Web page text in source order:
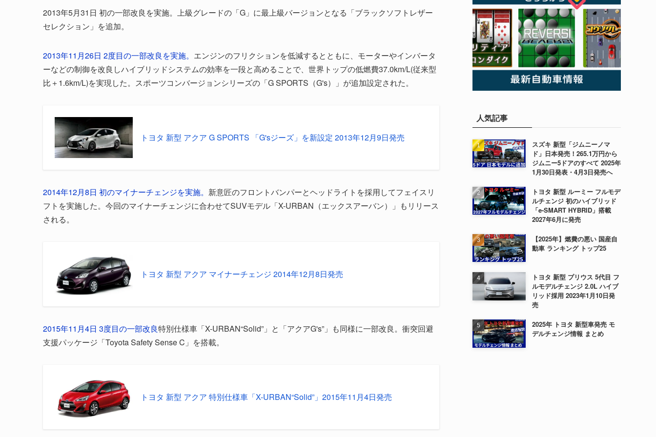
2013年5月31日 初の一部改良を実施。上級グレードの「G」に最上級バージョンとなる「ブラックソフトレザー
セレクション」を追加。
2013年11月26日 2度目の一部改良を実施。 エンジンのフリクションを低減するとともに、モーターやインバータ
ーなどの制御を改良しハイブリッドシステムの効率を一段と高めることで、世界トップの低燃費37.0km/L(従来型
比＋1.6km/L)を実現した。スポーツコンバージョンシリーズの「G SPORTS（G's）」が追加設定された。
トヨタ 新型 アクア G SPORTS 「G'sジーズ」を新設定 2013年12月9日発売
2014年12月8日 初のマイナーチェンジを実施。 新意匠のフロントバンパーとヘッドライトを採用してフェイスリ
フトを実施した。今回のマイナーチェンジに合わせてSUVモデル「X-URBAN（エックスアーバン）」もリリース
される。
トヨタ 新型 アクア マイナーチェンジ 2014年12月8日発売
2015年11月4日 3度目の一部改良特別仕様車「X-URBAN“Solid”」と「アクアG's”」も同様に一部改良。衝突回避
支援パッケージ「Toyota Safety Sense C」を搭載。
トヨタ 新型 アクア 特別仕様車「X-URBAN“Solid”」2015年11月4日発売
人気記事
スズキ 新型「ジムニーノマ
ド」日本発売！265.1万円から
ジムニー5ドアのすべて 2025年
1月30日発表・4月3日発売へ
トヨタ 新型 ルーミー フルモデ
ルチェンジ 初のハイブリッド
「e-SMART HYBRID」搭載
2027年6月に発売
【2025年】燃費の悪い 国産自
動車 ランキング トップ25
トヨタ 新型 プリウス 5代目 フ
ルモデルチェンジ 2.0L ハイブ
リッド採用 2023年1月10日発
売
2025年 トヨタ 新型車発売 モ
デルチェンジ情報 まとめ